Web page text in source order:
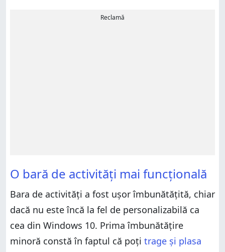
Reclamă
O bară de activități mai funcțională
Bara de activități a fost ușor îmbunătățită, chiar
dacă nu este încă la fel de personalizabilă ca
cea din Windows 10. Prima îmbunătățire
minoră constă în faptul că poți trage și plasa